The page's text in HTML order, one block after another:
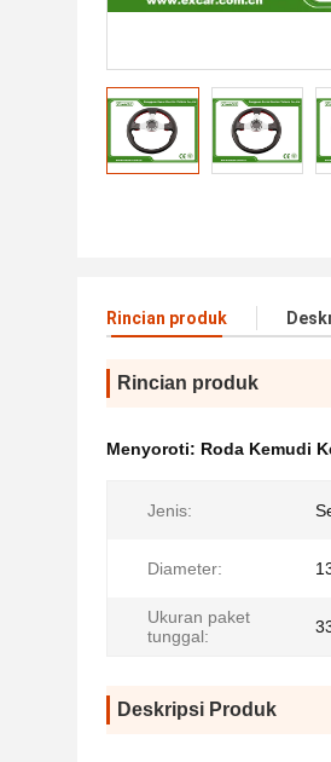
Rincian produk
Rincian produk
Menyoroti: Roda Kemudi
Jenis:
Diameter:
Ukuran paket
tunggal:
Deskripsi Produk